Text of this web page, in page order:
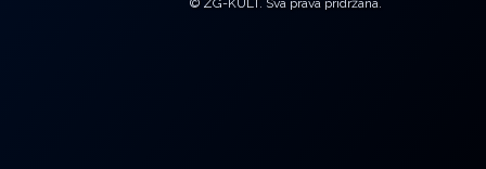
© ZG-KULT. Sva prava pridržana.